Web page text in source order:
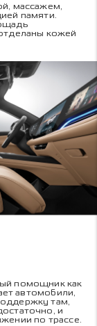
массажем,
памяти.
кожей
помощник как
автомобили,
там,
и
по трассе.